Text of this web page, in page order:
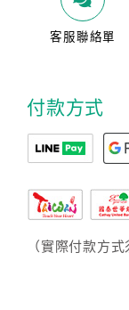
客服聯絡單
付款方式
（實際付款方